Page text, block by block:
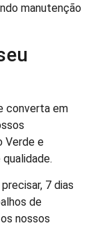
manutenção
converta em
Verde e
7 dias
de
nossos